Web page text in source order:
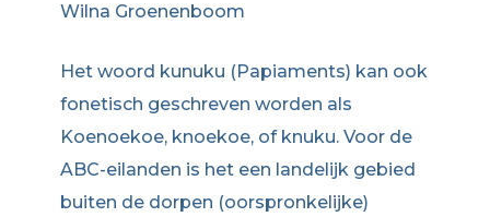
Wilna Groenenboom
Het woord kunuku (Papiaments) kan ook
fonetisch geschreven worden als
Koenoekoe, knoekoe, of knuku. Voor de
ABC-eilanden is het een landelijk gebied
buiten de dorpen (oorspronkelijke)